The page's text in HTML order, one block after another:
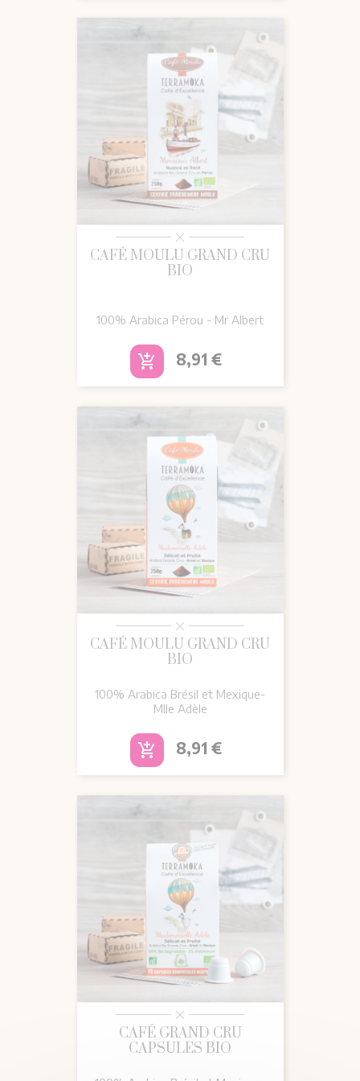
CAFÉ MOULU GRAND CRU
BIO
100% Arabica Pérou - Mr Albert
add_shopping_cart Prix
8,91 €
CAFÉ MOULU GRAND CRU
BIO
100% Arabica Brésil et Mexique-
Mlle Adèle
add_shopping_cart Prix
8,91 €
CAFÉ GRAND CRU
CAPSULES BIO